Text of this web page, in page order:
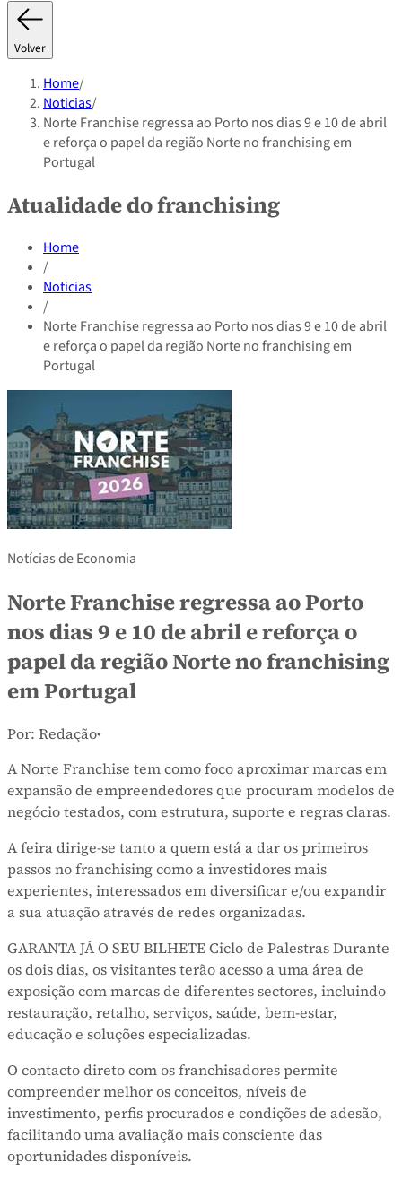
Volver
Home/
Noticias/
Norte Franchise regressa ao Porto nos dias 9 e 10 de abril
e reforça o papel da região Norte no franchising em
Portugal
Atualidade do franchising
Home
/
Noticias
/
Norte Franchise regressa ao Porto nos dias 9 e 10 de abril
e reforça o papel da região Norte no franchising em
Portugal
Notícias de Economia
Norte Franchise regressa ao Porto
nos dias 9 e 10 de abril e reforça o
papel da região Norte no franchising
em Portugal
Por: Redação•
A Norte Franchise tem como foco aproximar marcas em
expansão de empreendedores que procuram modelos de
negócio testados, com estrutura, suporte e regras claras.
A feira dirige-se tanto a quem está a dar os primeiros
passos no franchising como a investidores mais
experientes, interessados em diversificar e/ou expandir
a sua atuação através de redes organizadas.
GARANTA JÁ O SEU BILHETE Ciclo de Palestras Durante
os dois dias, os visitantes terão acesso a uma área de
exposição com marcas de diferentes sectores, incluindo
restauração, retalho, serviços, saúde, bem-estar,
educação e soluções especializadas.
O contacto direto com os franchisadores permite
compreender melhor os conceitos, níveis de
investimento, perfis procurados e condições de adesão,
facilitando uma avaliação mais consciente das
oportunidades disponíveis.